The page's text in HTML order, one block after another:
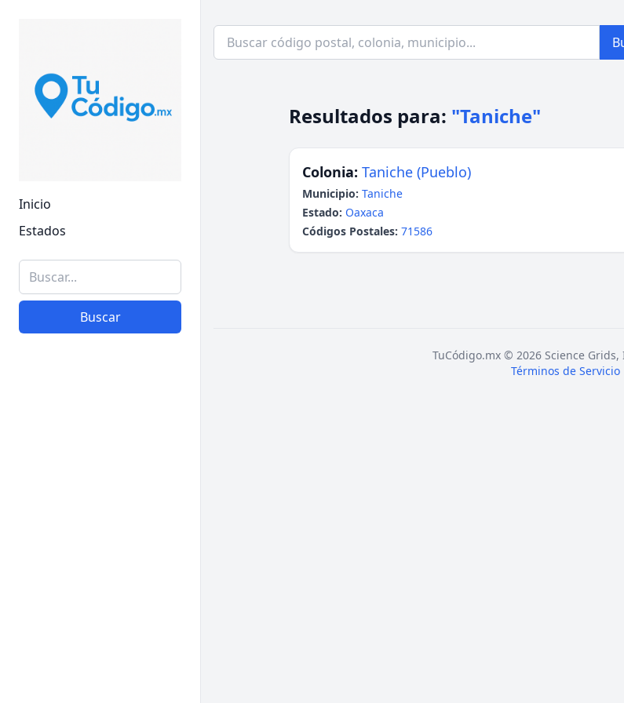
Inicio
Estados
Buscar
Resultados para: "Taniche"
Colonia: Taniche (Pueblo)
Municipio: Taniche
Estado: Oaxaca
Códigos Postales: 71586
TuCódigo.mx © 2026 Science
Términos de Servicio